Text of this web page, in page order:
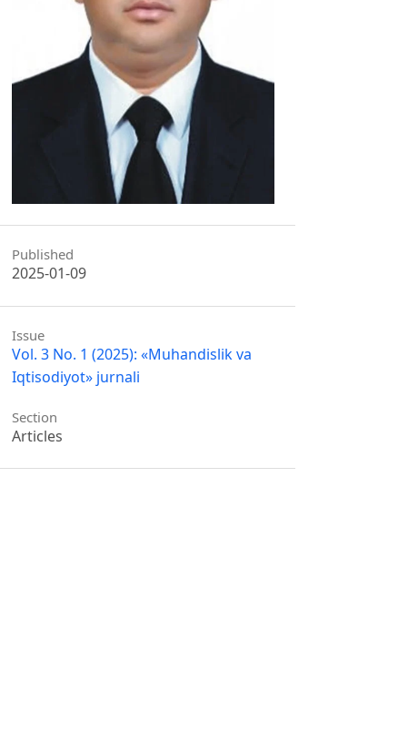
Published
2025-01-09
Issue
Vol. 3 No. 1 (2025): «Muhandislik va
Iqtisodiyot» jurnali
Section
Articles